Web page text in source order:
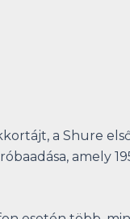
a Shure
amely